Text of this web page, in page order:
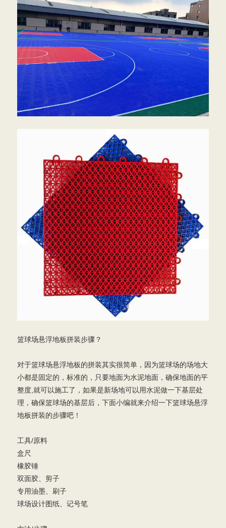
篮球场悬浮地板拼装步骤？
对于篮球场悬浮地板的拼装其实很简单，因为篮球场的场地大
小都是固定的，标准的，只要地面为水泥地面，确保地面的平
整度,就可以施工了，如果是新场地可以用水泥做一下基层处
理，确保篮球场的基层后，下面小编就来介绍一下篮球场悬浮
地板拼装的步骤吧！
工具/原料
盒尺
橡胶锤
双面胶、剪子
专用油墨、刷子
球场设计图纸、记号笔